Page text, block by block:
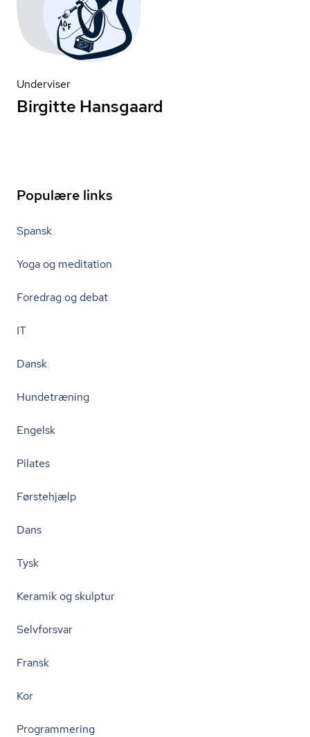
Underviser
Birgitte Hansgaard
Populære links
Spansk
Yoga og meditation
Foredrag og debat
IT
Dansk
Hundetræning
Engelsk
Pilates
Førstehjælp
Dans
Tysk
Keramik og skulptur
Selvforsvar
Fransk
Kor
Programmering